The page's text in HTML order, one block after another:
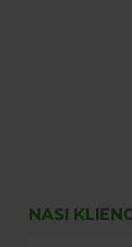
NASI